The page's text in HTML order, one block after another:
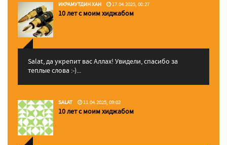
ИКРАМУТДИН ХАН 17.04.2025, 00:27
10 лет с моим хиджабом
Salat, да укрепит вас Аллаx! Увидели, спасибо за
теплые слова :-)...
SALAT 11.04.2025, 09:02
10 лет с моим хиджабом